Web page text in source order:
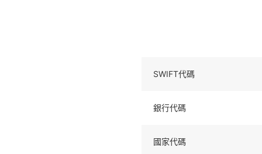
SWIFT代碼
銀行代碼
國家代碼